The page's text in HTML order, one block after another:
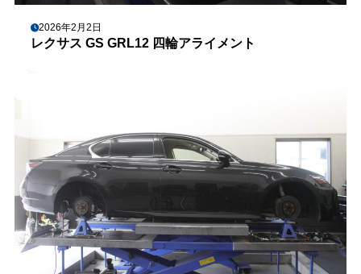
2026年2月2日
レクサス GS GRL12 四輪アライメント